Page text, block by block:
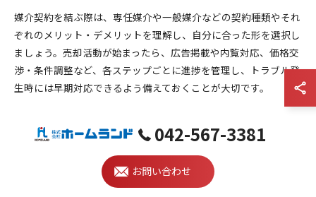
媒介契約を結ぶ際は、専任媒介や一般媒介などの契約種類やそれ
ぞれのメリット・デメリットを理解し、自分に合った形を選択し
ましょう。売却活動が始まったら、広告掲載や内覧対応、価格交
渉・条件調整など、各ステップごとに進捗を管理し、トラブル発
生時には早期対応できるよう備えておくことが大切です。
不動産売却を有利にする情報収集のコツ
主な内容
直近の地域内売却
査定・価格交渉の参考
042-567-3381
お問い合わせ